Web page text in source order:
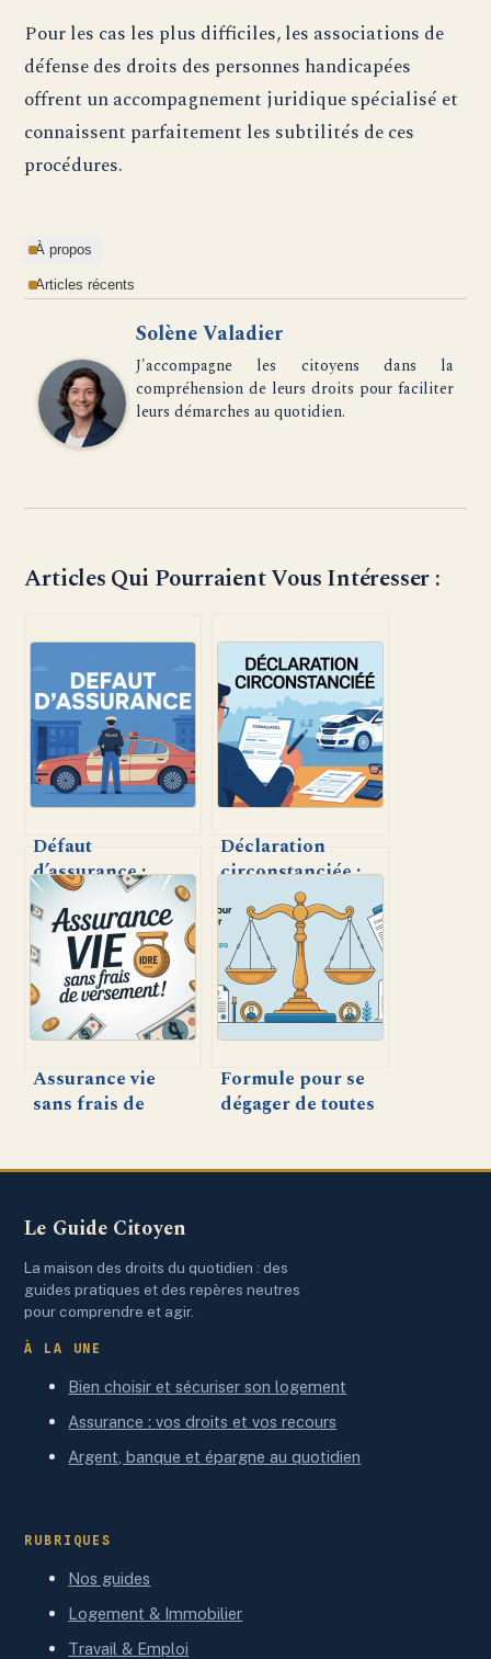
Pour les cas les plus difficiles, les associations de
défense des droits des personnes handicapées
offrent un accompagnement juridique spécialisé et
connaissent parfaitement les subtilités de ces
procédures.
À propos
Articles récents
Solène Valadier
J'accompagne les citoyens dans la
compréhension de leurs droits pour faciliter
leurs démarches au quotidien.
Articles Qui Pourraient Vous Intéresser :
Défaut
d’assurance :
risques,
conséquences et
solutions pour
rouler
sereinement
Déclaration
circonstanciée :
comprendre et
rédiger ce
document clé
facilement
Assurance vie
sans frais de
optimiser votre
Formule pour se
dégager de toutes
la loi
Le Guide Citoyen
La maison des droits du quotidien : des
guides pratiques et des repères neutres
pour comprendre et agir.
À LA UNE
Bien choisir et sécuriser son logement
Assurance : vos droits et vos recours
Argent, banque et épargne au quotidien
RUBRIQUES
Nos guides
Logement & Immobilier
Travail & Emploi